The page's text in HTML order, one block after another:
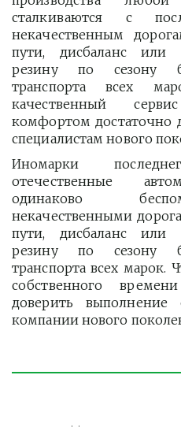
сталкиваются с
некачественным
пути, дисбаланс или
резину по сезону
транспорта всех
качественный
комфортом достаточно
специалистам нового
Иномарки
отечественные
одинаково
некачественными
пути, дисбаланс или
резину по сезону
транспорта всех марок.
собственного
доверить выполнение
компании нового